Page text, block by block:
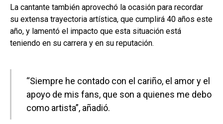
La cantante también aprovechó la ocasión para recordar
su extensa trayectoria artística, que cumplirá 40 años este
año, y lamentó el impacto que esta situación está
teniendo en su carrera y en su reputación.
“Siempre he contado con el cariño, el amor y el
apoyo de mis fans, que son a quienes me debo
como artista”, añadió.